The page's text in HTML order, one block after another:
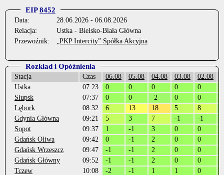
EIP8452
Data:
28.06.2026 - 06.08.2026
Relacja:
Ustka - Bielsko-Biała Główna
Przewoźnik:
„PKP Intercity” Spółka Akcyjna
Rozkład i Opóźnienia
Stacja Czas 06.08 05.08 04.08 03.08 02.08
Ustka
07:23 0 0 0 0 0
Słupsk
07:37 0 0 -2 0 0
Lębork
08:32 6 13 18 5 8
Gdynia Główna
09:21 5 3 7 -1 -1
Sopot
09:37 1 -1 3 0 0
Gdańsk Oliwa
09:42 0 -1 2 0 0
Gdańsk Wrzeszcz
09:47 -1 -1 2 0 0
Gdańsk Główny
09:52 -1 -1 2 0 0
Tczew
10:08 -2 -1 1 1 0